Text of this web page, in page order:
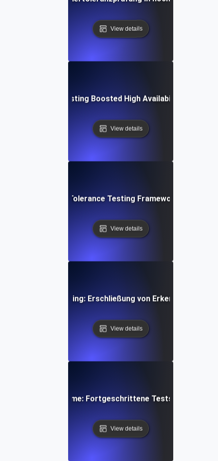
View details
Fault Tolerance Testing Boosted High Availability in
View details
Fault Tolerance Testing Framework for High
View details
Tolerance Testing: Erschließung von Erkenntnissen
View details
Ihrer IT-Systeme: Fortgeschrittene Teststrategien
View details